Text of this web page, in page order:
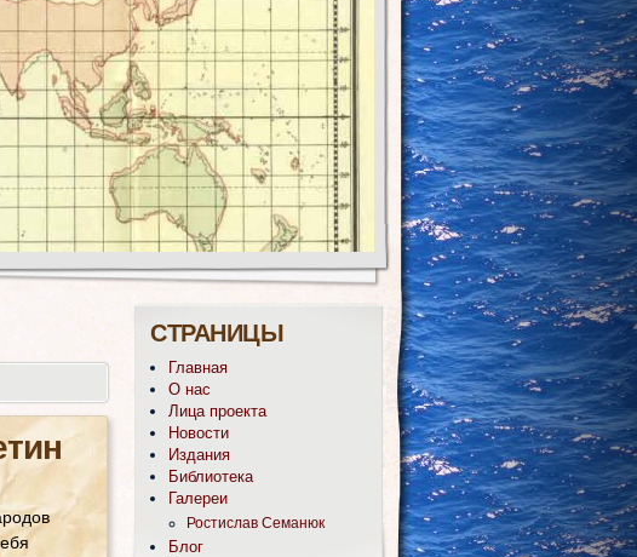
СТРАНИЦЫ
Главная
О нас
Лица проекта
Новости
Издания
Библиотека
Галереи
Ростислав Семанюк
Блог